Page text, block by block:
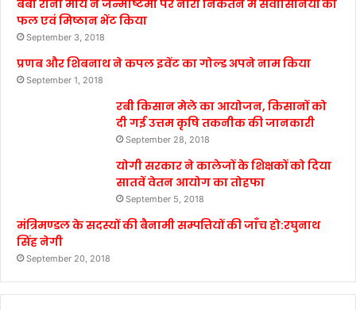
बेबी रानी मौर्य ने जन्माष्टमी पर नारी निकेतन में संवासिनियों को
फल एवं मिष्ठान भेंट किया
September 3, 2018
प्रणब और शिबनाथ ने कपल इवेंट का गोल्ड अपने नाम किया
September 1, 2018
रबी किसान मेले का आयोजन, किसानों को
दी गई उत्तम कृषि तकनीक की जानकारी
September 28, 2018
योगी सरकार ने कालेजों के शिक्षकों को दिया
सातवें वेतन आयोग का तोहफा
September 5, 2018
मंत्रिमण्डल के सदस्यों की बैनामी सम्पत्तियों की जाँच हो:रघुनाथ
सिंह नेगी
September 20, 2018